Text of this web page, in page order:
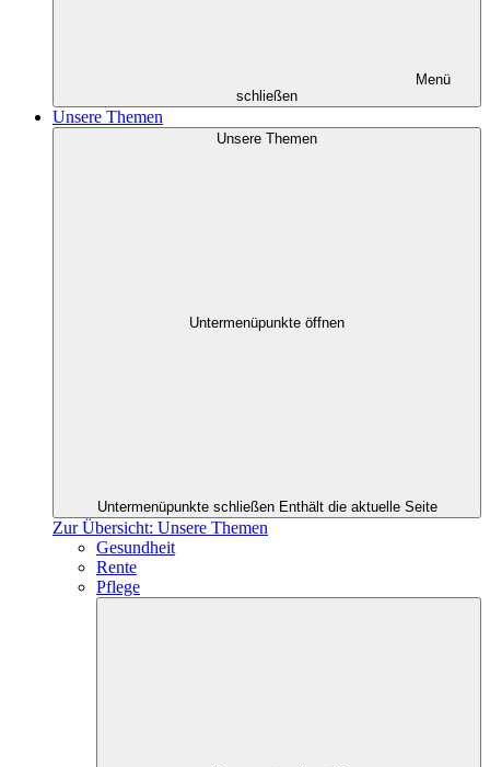
Menü
schließen
Unsere Themen
Unsere Themen
Untermenüpunkte öffnen
Untermenüpunkte schließen Enthält die aktuelle Seite
Zur Übersicht: Unsere Themen
Gesundheit
Rente
Pflege